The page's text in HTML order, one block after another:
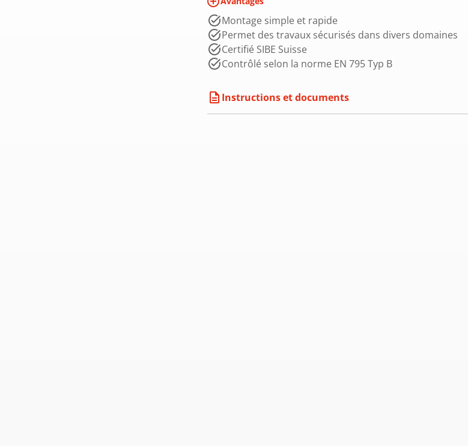
Montage simple et rapide
Permet des travaux sécurisés dans divers domaines
Certifié SIBE Suisse
Contrôlé selon la norme EN 795 Typ B
description Instructions et documents